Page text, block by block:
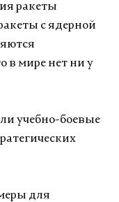
ракеты
с ядерной
в мире нет ни у
учебно-боевые
для